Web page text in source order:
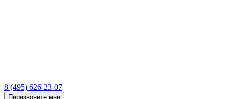
8 (495) 626-23-07
Перезвоните мне